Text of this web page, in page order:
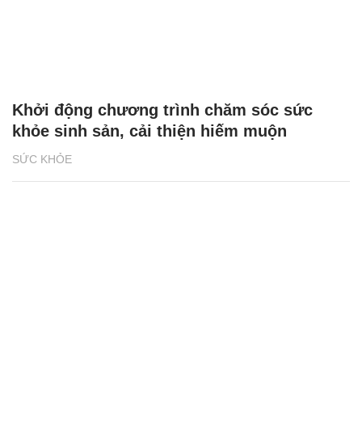
SỨC KHỎE
Khởi động chương trình chăm sóc sức
khỏe sinh sản, cải thiện hiếm muộn